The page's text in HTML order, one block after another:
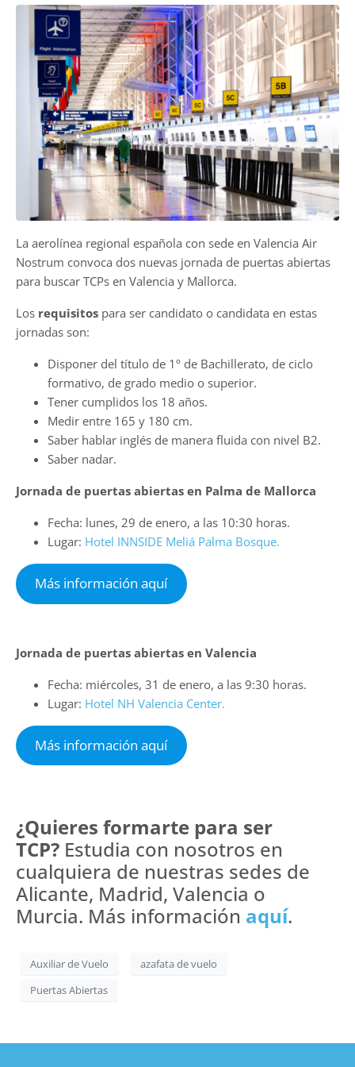
La aerolínea regional española con sede en Valencia Air
Nostrum convoca dos nuevas jornada de puertas abiertas
para buscar TCPs en Valencia y Mallorca.
Los requisitos para ser candidato o candidata en estas
jornadas son:
Disponer del título de 1º de Bachillerato, de ciclo
formativo, de grado medio o superior.
Tener cumplidos los 18 años.
Medir entre 165 y 180 cm.
Saber hablar inglés de manera fluida con nivel B2.
Saber nadar.
Jornada de puertas abiertas en Palma de Mallorca
Fecha: lunes, 29 de enero, a las 10:30 horas.
Lugar: Hotel INNSIDE Meliá Palma Bosque.
Más información aquí
Jornada de puertas abiertas en Valencia
Fecha: miércoles, 31 de enero, a las 9:30 horas.
Lugar: Hotel NH Valencia Center.
Más información aquí
¿Quieres formarte para ser
TCP? Estudia con nosotros en
cualquiera de nuestras sedes de
Alicante, Madrid, Valencia o
Murcia. Más información aquí.
Auxiliar de Vuelo
azafata de vuelo
Puertas Abiertas